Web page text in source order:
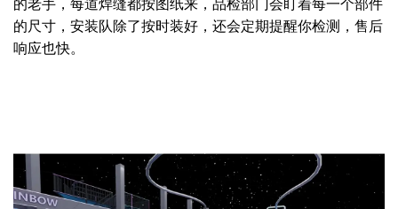
的尺寸，安装队除了按时装好，还会定期提醒你检测，售后
响应也快。